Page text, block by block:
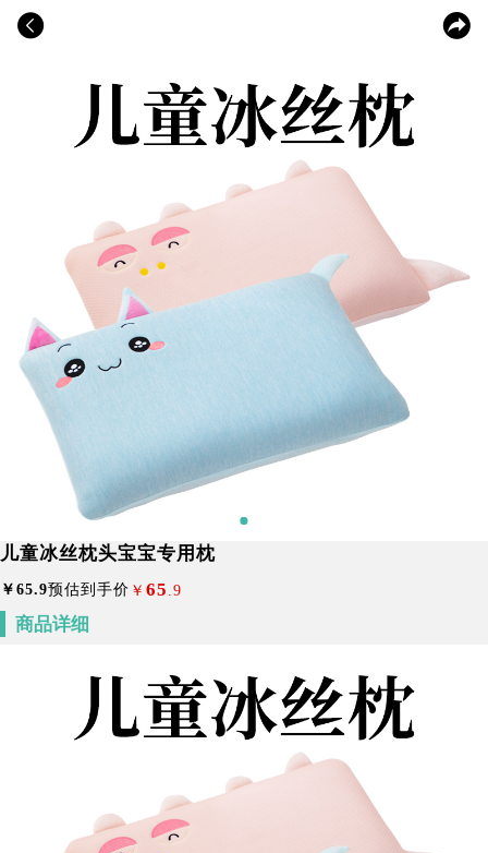
儿童冰丝枕头宝宝专用枕
￥65.9预估到手价 ￥ 65 .9
商品详细